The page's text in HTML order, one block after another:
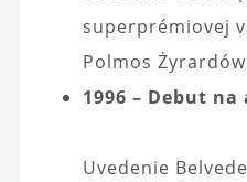
superprémiovej
Polmos
1996 – Debut
Uvedenie